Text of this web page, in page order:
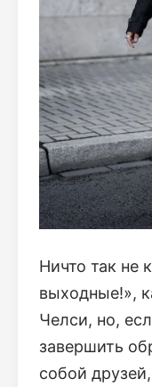
Ничто так не
выходные!»,
Челси, но,
завершить
собой